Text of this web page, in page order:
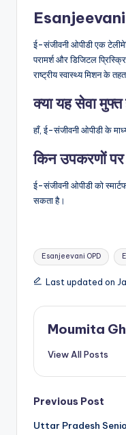
Esanjeevani
ई-संजीवनी ओपीडी एक
परामर्श और डिजिटल
राष्ट्रीय स्वास्थ्य मिशन के
क्या यह सेवा
हाँ, ई-संजीवनी ओपीडी के
किन उपकरणों
ई-संजीवनी ओपीडी को
सकता है।
Tags:
Esanjeevani OPD
Last updated on
Moumita
View All Posts
Post
Previous Post
Uttar Pradesh